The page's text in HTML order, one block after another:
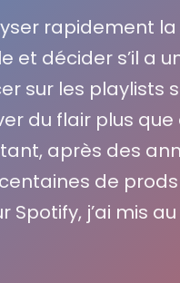
rapidement la
et décider s’il a
sur les playlists
du flair plus
après des
de
Spotify, j’ai mis